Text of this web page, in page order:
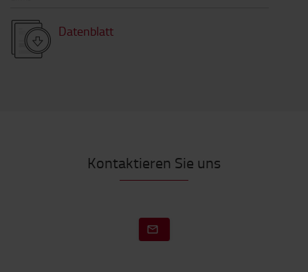
Datenblatt
Kontaktieren Sie uns